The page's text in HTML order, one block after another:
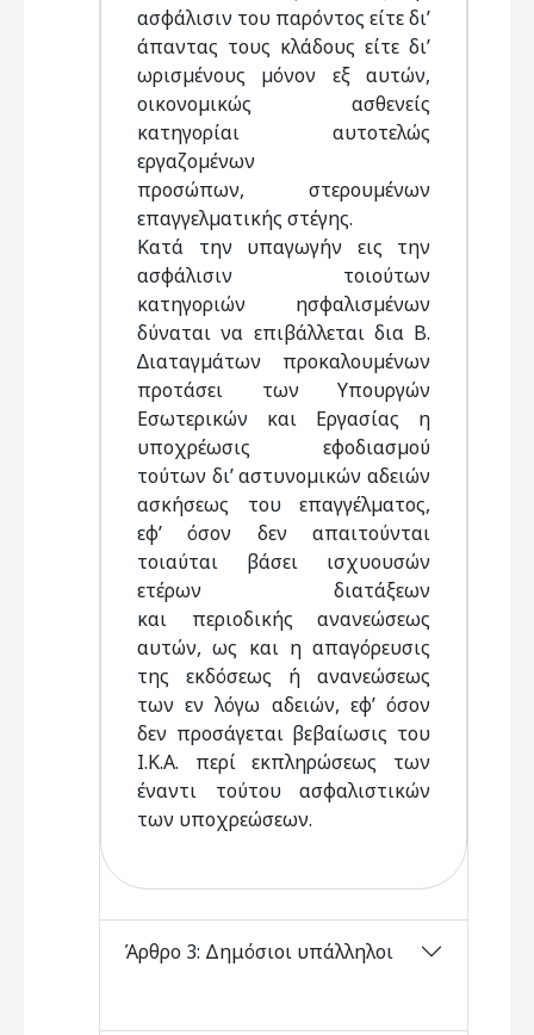
ασφάλισιν του παρόντος είτε δι’
άπαντας τους κλάδους είτε δι’
ωρισµένους µόνον εξ αυτών,
οικονοµικώς ασθενείς
κατηγορίαι αυτοτελώς
εργαζοµένων
προσώπων, στερουµένων
επαγγελµατικής στέγης.
Κατά την υπαγωγήν εις την
ασφάλισιν τοιούτων
κατηγοριών ησφαλισµένων
δύναται να επιβάλλεται δια Β.
∆ιαταγµάτων προκαλουµένων
προτάσει των Υπουργών
Εσωτερικών και Εργασίας η
υποχρέωσις εφοδιασµού
τούτων δι’ αστυνοµικών αδειών
ασκήσεως του επαγγέλµατος,
εφ’ όσον δεν απαιτούνται
τοιαύται βάσει ισχυουσών
ετέρων διατάξεων
και περιοδικής ανανεώσεως
αυτών, ως και η απαγόρευσις
της εκδόσεως ή ανανεώσεως
των εν λόγω αδειών, εφ’ όσον
δεν προσάγεται βεβαίωσις του
Ι.Κ.Α. περί εκπληρώσεως των
έναντι τούτου ασφαλιστικών
των υποχρεώσεων.
Άρθρο 3: Δημόσιοι υπάλληλοι